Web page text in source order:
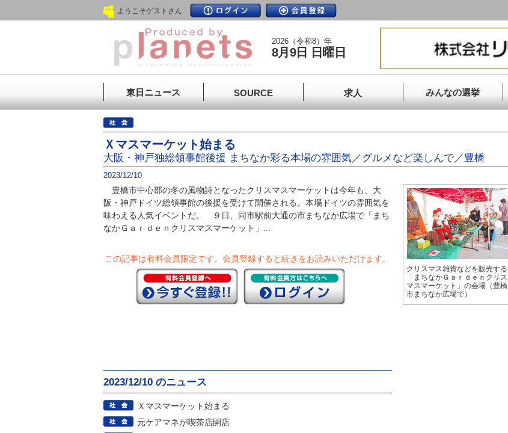
ようこそゲストさん
2026（令和8）年
8月9日 日曜日
東日ニュース SOURCE 求人 みんなの選挙
Ｘマスマーケット始まる
大阪・神戸独総領事館後援 まちなか彩る本場の雰囲気／グルメなど楽しんで／豊橋
2023/12/10
豊橋市中心部の冬の風物詩となったクリスマスマーケットは今年も、大
阪・神戸ドイツ総領事館の後援を受けて開催される。本場ドイツの雰囲気を
味わえる人気イベントだ。 ９日、同市駅前大通の市まちなか広場で「まち
なかＧａｒｄｅｎクリスマスマーケット」...
この記事は有料会員限定です。 会員登録すると続きをお読みいただけます。
2023/12/10 のニュース
Ｘマスマーケット始まる
元ケアマネが喫茶店開店
クリスマス雑貨などを販売する
「まちなかＧａｒｄｅｎクリス
マスマーケット」の会場（豊橋
市まちなか広場で）